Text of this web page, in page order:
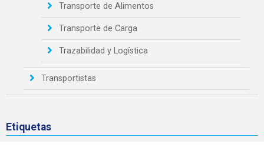
Transporte de Alimentos
Transporte de Carga
Trazabilidad y Logística
Transportistas
Etiquetas